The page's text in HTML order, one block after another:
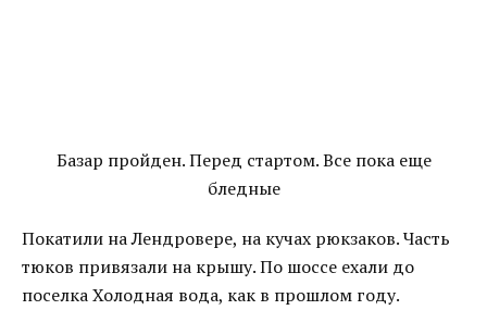
Базар пройден. Перед стартом. Все пока еще
бледные
Покатили на Лендровере, на кучах рюкзаков. Часть
тюков привязали на крышу. По шоссе ехали до
поселка Холодная вода, как в прошлом году.